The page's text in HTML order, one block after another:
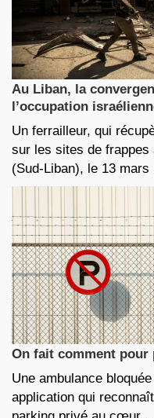
Au Liban, la
l’occupation
Un ferrailleur, qui
sur les sites de frappes
(Sud-Liban), le 13
On fait comment pour
Une ambulance
application qui